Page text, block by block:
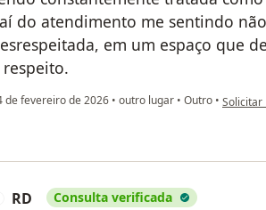
do atendimento me sentindo
em um espaço que
respeito.
de fevereiro de 2026 • outro lugar • Outro • na
Solicitar
RD Consulta verificada